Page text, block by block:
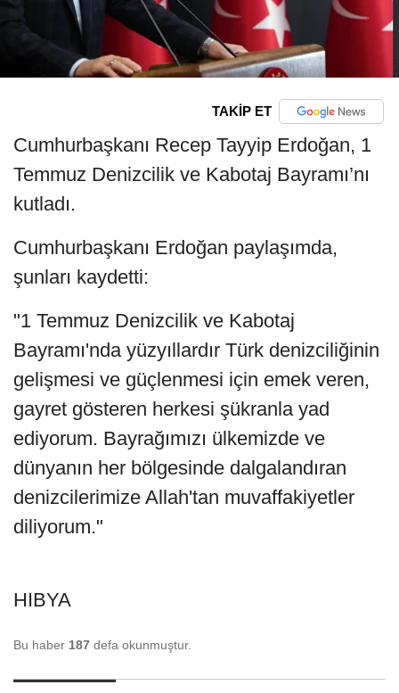
TAKİP ET
Cumhurbaşkanı Recep Tayyip Erdoğan, 1
Temmuz Denizcilik ve Kabotaj Bayramı’nı
kutladı.
Cumhurbaşkanı Erdoğan paylaşımda,
şunları kaydetti:
"1 Temmuz Denizcilik ve Kabotaj
Bayramı'nda yüzyıllardır Türk denizciliğinin
gelişmesi ve güçlenmesi için emek veren,
gayret gösteren herkesi şükranla yad
ediyorum. Bayrağımızı ülkemizde ve
dünyanın her bölgesinde dalgalandıran
denizcilerimize Allah'tan muvaffakiyetler
diliyorum."
HIBYA
Bu haber 187 defa okunmuştur.